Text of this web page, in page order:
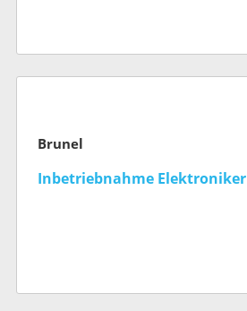
Brunel
Inbetriebnahme